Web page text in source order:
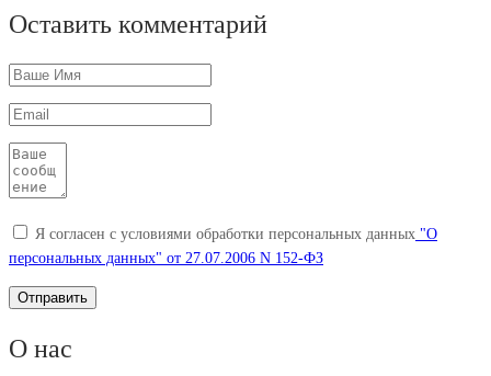
Оставить комментарий
Я согласен с условиями обработки персональных данных "О
персональных данных" от 27.07.2006 N 152-ФЗ
О нас